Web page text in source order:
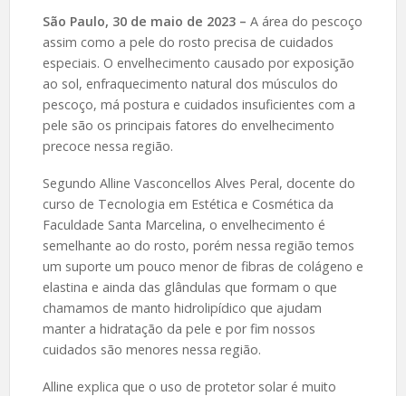
São Paulo, 30 de maio de 2023 – A área do pescoço
assim como a pele do rosto precisa de cuidados
especiais. O envelhecimento causado por exposição
ao sol, enfraquecimento natural dos músculos do
pescoço, má postura e cuidados insuficientes com a
pele são os principais fatores do envelhecimento
precoce nessa região.
Segundo Alline Vasconcellos Alves Peral, docente do
curso de Tecnologia em Estética e Cosmética da
Faculdade Santa Marcelina, o envelhecimento é
semelhante ao do rosto, porém nessa região temos
um suporte um pouco menor de fibras de colágeno e
elastina e ainda das glândulas que formam o que
chamamos de manto hidrolipídico que ajudam
manter a hidratação da pele e por fim nossos
cuidados são menores nessa região.
Alline explica que o uso de protetor solar é muito